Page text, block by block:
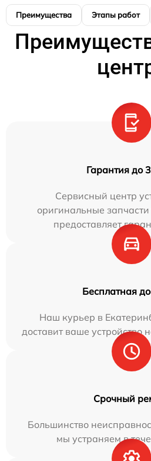
Преимущества Этапы работ
Гарантия до
Сервисный центр
оригинальные
предоставляет
Бесплатная
Наш курьер в
доставит ваше устройство
Срочный
Большинство
мы устраняем в